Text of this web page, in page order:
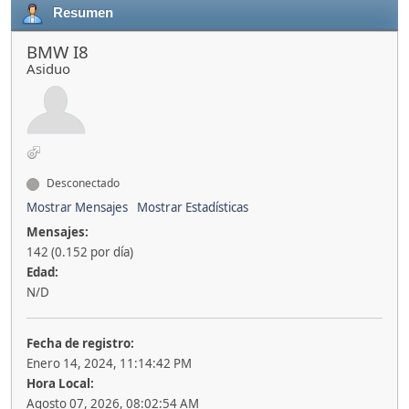
Resumen
BMW I8
Asiduo
Desconectado
Mostrar Mensajes
Mostrar Estadísticas
Mensajes:
142 (0.152 por día)
Edad:
N/D
Fecha de registro:
Enero 14, 2024, 11:14:42 PM
Hora Local:
Agosto 07, 2026, 08:02:54 AM